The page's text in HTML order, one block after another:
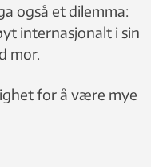
også et dilemma:
internasjonalt i sin
mor.
for å være mye